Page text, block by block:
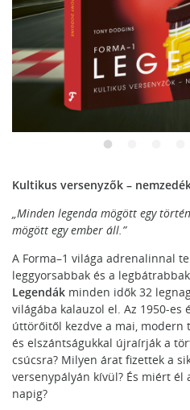
Kultikus versenyzők –
„Minden legenda mögött egy
mögött egy ember áll.”
A Forma–1 világa adrenalinnal
leggyorsabbak és a
Legendák minden idők 32
világába kalauzol el. Az 1950-es
úttörőitől kezdve a mai, modern
és elszántságukkal újraírják a
csúcsra? Milyen árat fizettek a
versenypályán kívül? És miért él
napig?